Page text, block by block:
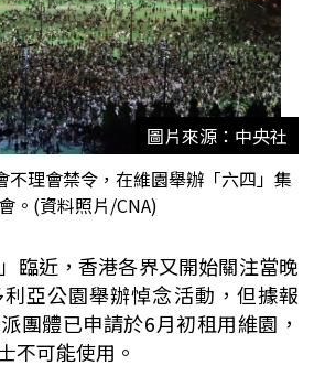
圖片來源：中央社
不理會禁令，在維園舉辦「六四」集
會。(資料照片/CNA)
臨近，香港各界又開始關注當晚
亞公園舉辦悼念活動，但據報
團體已申請於6月初租用維園，
不可能使用。